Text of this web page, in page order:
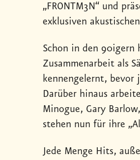
„FRONTM3N“ und
exklusiven
Schon in den 90igern
Zusammenarbeit als
kennengelernt, bevor
Darüber hinaus
Minogue, Gary
stehen nun für ihre
Jede Menge Hits,